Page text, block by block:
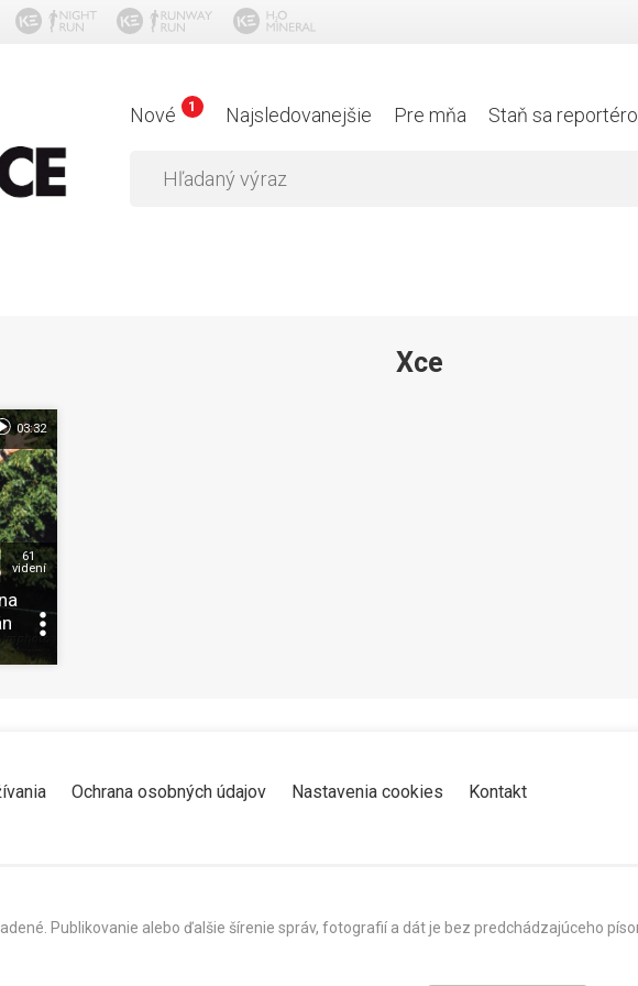
Nové 1 Najsledovanejšie Pre mňa Staň sa
Xce
61
videní
03:32
Ochrana osobných údajov Nastavenia cookies Kontakt
Publikovanie alebo ďalšie šírenie správ, fotografií a dát je bez predchádzajúceho